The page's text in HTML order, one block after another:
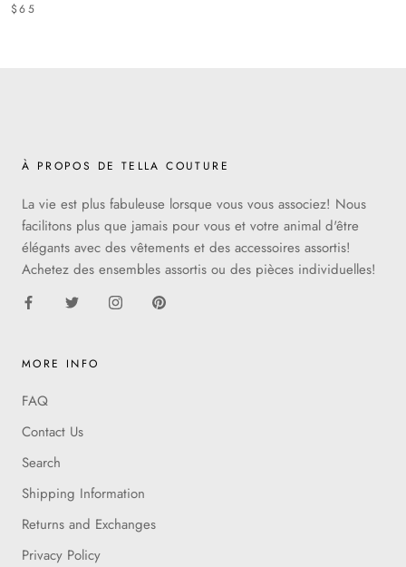
$65
À PROPOS DE TELLA COUTURE
La vie est plus fabuleuse lorsque vous vous associez! Nous
facilitons plus que jamais pour vous et votre animal d'être
élégants avec des vêtements et des accessoires assortis!
Achetez des ensembles assortis ou des pièces individuelles!
MORE INFO
FAQ
Contact Us
Search
Shipping Information
Returns and Exchanges
Privacy Policy